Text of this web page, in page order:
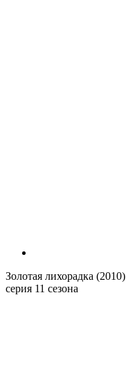
Золотая лихорадка (2010)
серия 11 сезона